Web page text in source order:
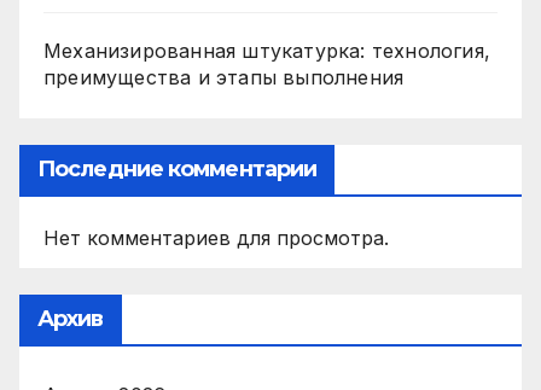
Механизированная штукатурка: технология,
преимущества и этапы выполнения
Последние комментарии
Нет комментариев для просмотра.
Архив